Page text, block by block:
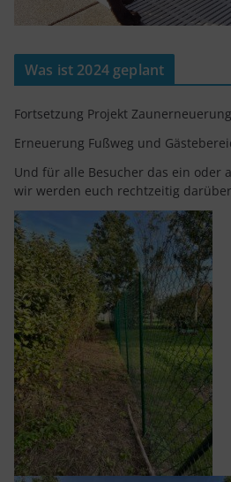
Was ist 2024 geplant
Fortsetzung Projekt
Erneuerung Fußweg und
Und für alle Besucher das ein
wir werden euch rechtzeitig